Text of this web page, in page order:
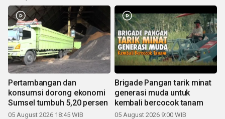
Pertambangan dan
konsumsi dorong ekonomi
Sumsel tumbuh 5,20 persen
05 August 2026 18:45 WIB
Brigade Pangan tarik minat
generasi muda untuk
kembali bercocok tanam
05 August 2026 9:00 WIB